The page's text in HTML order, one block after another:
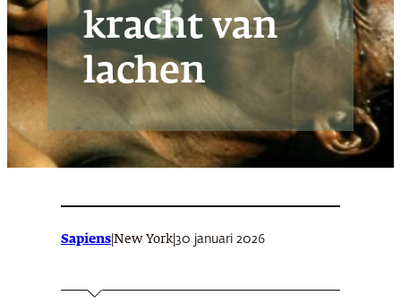
kracht van
lachen
Sapiens New York 30 januari 2026